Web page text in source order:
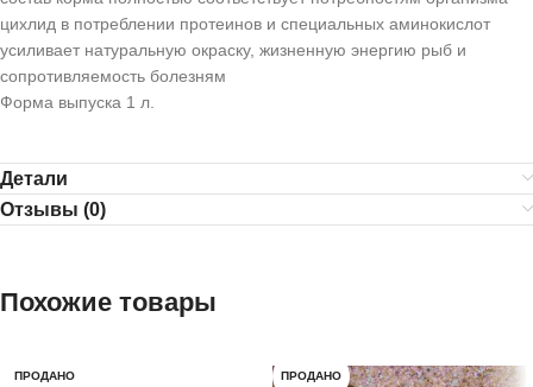
цихлид в потреблении протеинов и специальных аминокислот
усиливает натуральную окраску, жизненную энергию рыб и
сопротивляемость болезням
Форма выпуска 1 л.
Детали
Отзывы (0)
Похожие товары
ПРОДАНО ПРОДАНО